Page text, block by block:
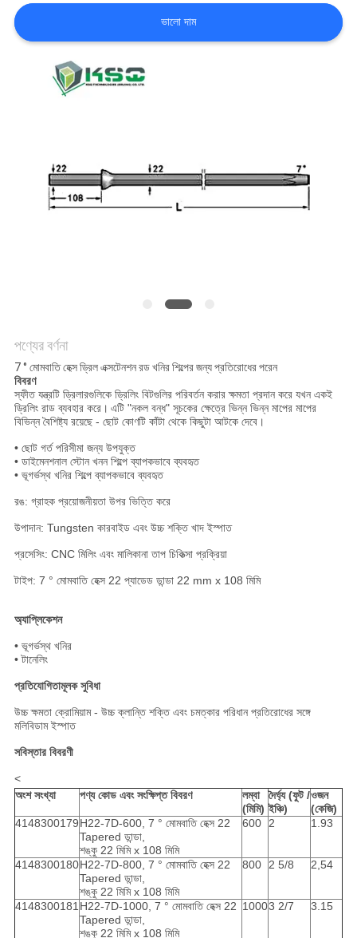
উদ্ধৃতির
জন্য
আবেদন
PRIVACY
ভালো দাম
পণ্যের বর্ণনা
7 ° মোমবাতি হেক্স ড্রিল এক্সটেনশন রড খনির শিল্পের জন্য প্রতিরোধের পরেন
বিবরণ
স্ফীত যন্ত্রটি ড্রিলারগুলিকে ড্রিলিং বিটগুলির পরিবর্তন করার ক্ষমতা প্রদান করে যখন একই
ড্রিলিং রাড ব্যবহার করে। এটি "নকল বন্ধ" সূচকের ক্ষেত্রে ভিন্ন ভিন্ন মাপের মাপের
বিভিন্ন বৈশিষ্ট্য রয়েছে - ছোট কোণটি কাঁটা থেকে কিছুটা আটকে দেবে।
• ছোট গর্ত পরিসীমা জন্য উপযুক্ত
• ডাইমেনশনাল স্টোন খনন শিল্পে ব্যাপকভাবে ব্যবহৃত
• ভূগর্ভস্থ খনির শিল্পে ব্যাপকভাবে ব্যবহৃত
রঙ: গ্রাহক প্রয়োজনীয়তা উপর ভিত্তি করে
উপাদান: Tungsten কারবাইড এবং উচ্চ শক্তি খাদ ইস্পাত
প্রসেসিং: CNC মিলিং এবং মালিকানা তাপ চিকিত্সা প্রক্রিয়া
টাইপ: 7 ° মোমবাতি হেক্স 22 প্যাডেড ডান্ডা 22 mm x 108 মিমি
অ্যাপ্লিকেশন
• ভূগর্ভস্থ খনির
• টানেলিং
প্রতিযোগিতামূলক সুবিধা
উচ্চ ক্ষমতা ক্রোমিয়াম - উচ্চ ক্লান্তি শক্তি এবং চমত্কার পরিধান প্রতিরোধের সঙ্গে
মলিবিডাম ইস্পাত
সবিস্তার বিবরণী
<
অংশ সংখ্যা
পণ্য কোড এবং সংক্ষিপ্ত বিবরণ
লম্বা
(মিমি)
দৈর্ঘ্য (ফুট /
ইঞ্চি)
ওজন
(কেজি)
4148300179H22-7D-600, 7 ° মোমবাতি হেক্স 22
Tapered ডান্ডা,
শঙ্কু 22 মিমি x 108 মিমি
600 2 1.93
4148300180H22-7D-800, 7 ° মোমবাতি হেক্স 22
Tapered ডান্ডা,
শঙ্কু 22 মিমি x 108 মিমি
800 2 5/8 2,54
4148300181H22-7D-1000, 7 ° মোমবাতি হেক্স 22
Tapered ডান্ডা,
শঙ্কু 22 মিমি x 108 মিমি
10003 2/7 3.15